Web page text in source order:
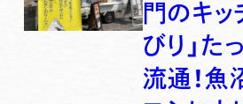
門のキッ
びり」た
流通！魚